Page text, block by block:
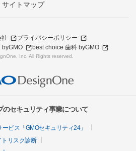
サイトマップ
社
プライバシーポリシー
byGMO
best choice 歯科 byGMO
Inc. All Rights reserved.
セキュリティ事業について
ビス「GMOセキュリティ24」
トリスク診断